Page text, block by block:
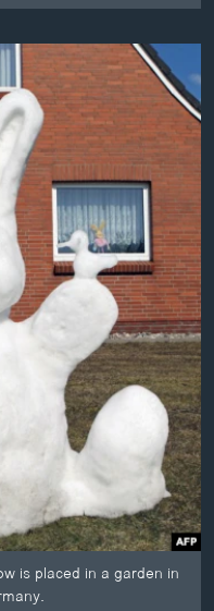
is placed in a garden in